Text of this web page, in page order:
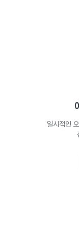
일시적인